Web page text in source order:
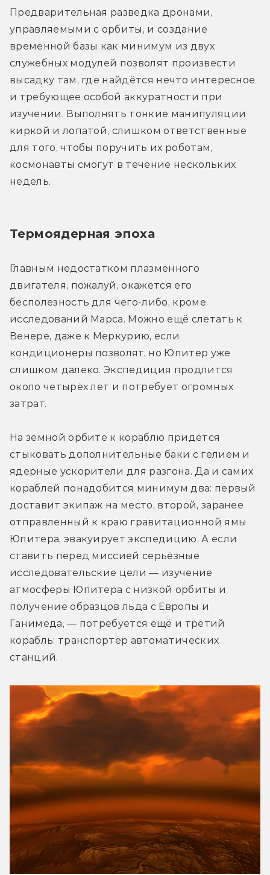
Предварительная разведка дронами,
управляемыми с орбиты, и создание
временной базы как минимум из двух
служебных модулей позволят произвести
высадку там, где найдётся нечто интересное
и требующее особой аккуратности при
изучении. Выполнять тонкие манипуляции
киркой и лопатой, слишком ответственные
для того, чтобы поручить их роботам,
космонавты смогут в течение нескольких
недель.
Термоядерная эпоха
Главным недостатком плазменного
двигателя, пожалуй, окажется его
бесполезность для чего-либо, кроме
исследований Марса. Можно ещё слетать к
Венере, даже к Меркурию, если
кондиционеры позволят, но Юпитер уже
слишком далеко. Экспедиция продлится
около четырёх лет и потребует огромных
затрат.
На земной орбите к кораблю придётся
стыковать дополнительные баки с гелием и
ядерные ускорители для разгона. Да и самих
кораблей понадобится минимум два: первый
доставит экипаж на место, второй, заранее
отправленный к краю гравитационной ямы
Юпитера, эвакуирует экспедицию. А если
ставить перед миссией серьёзные
исследовательские цели — изучение
атмосферы Юпитера с низкой орбиты и
получение образцов льда с Европы и
Ганимеда, — потребуется ещё и третий
корабль: транспортёр автоматических
станций.